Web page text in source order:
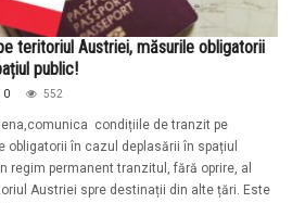
teritoriul Austriei, măsurile obligatorii
public!
0 552
condițiile de tranzit pe
obligatorii în cazul deplasării în spațiul
regim permanent tranzitul, fără oprire, al
Austriei spre destinații din alte țări. Este